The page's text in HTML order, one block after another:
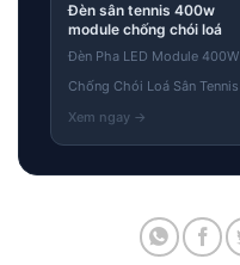
Đèn sân tennis 400w
module chống chói loá
Đèn Pha LED Module 400W
Chống Chói Loá Sân Tennis